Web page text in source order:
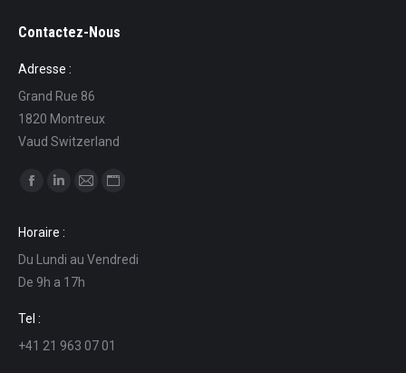
Contactez-Nous
Adresse :
Grand Rue 86
1820 Montreux
Vaud Switzerland
Find us on:
opens
in
new
window
opens
in
new
in
in
Horaire :
Du Lundi au Vendredi
De 9h a 17h
Tel :
+41 21 963 07 01